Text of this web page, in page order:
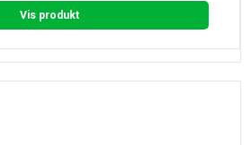
Vis produkt